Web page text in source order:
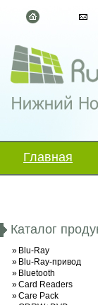
Главная
Каталог
» Blu-Ray
» Blu-Ray-привод
» Bluetooth
»Card Readers
»Care Pack